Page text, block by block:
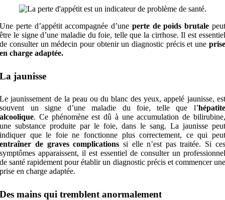
Une perte d’appétit accompagnée d’une perte de poids brutalepeut
être le signe d’une maladie du foie, telle que la cirrhose. Il est essentiel
de consulter un médecin pour obtenir un diagnostic précis et une prise
en charge adaptée.
La jaunisse
Le jaunissement de la peau ou du blanc des yeux, appelé jaunisse, est
souvent un signe d’une maladie du foie, telle que l’hépatite
alcoolique. Ce phénomène est dû à une accumulation de bilirubine,
une substance produite par le foie, dans le sang. La jaunisse peut
indiquer que le foie ne fonctionne plus correctement, ce qui peut
entraîner de graves complications si elle n’est pas traitée. Si ces
symptômes apparaissent, il est essentiel de consulter un professionnel
de santé rapidement pour établir un diagnostic précis et commencer une
prise en charge adaptée.
Des mains qui tremblent anormalement